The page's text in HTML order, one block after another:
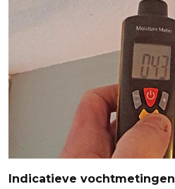
Indicatieve vochtmetingen